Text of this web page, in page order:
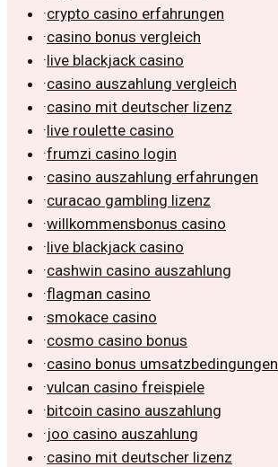
·crypto casino erfahrungen
·casino bonus vergleich
·live blackjack casino
·casino auszahlung vergleich
·casino mit deutscher lizenz
·live roulette casino
·frumzi casino login
·casino auszahlung erfahrungen
·curacao gambling lizenz
·willkommensbonus casino
·live blackjack casino
·cashwin casino auszahlung
·flagman casino
·smokace casino
·cosmo casino bonus
·casino bonus umsatzbedingungen
·vulcan casino freispiele
·bitcoin casino auszahlung
·joo casino auszahlung
·casino mit deutscher lizenz